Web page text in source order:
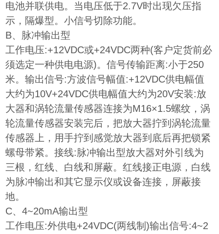
电池并联供电。当电压低于2.7V时出现欠压指
示，隔爆型。小信号切除功能。
B、脉冲输出型
工作电压:+12VDC或+24VDC两种(客户定货前必
须选定一种供电电源)。信号传输距离:小于250
米。输出信号:方波信号幅值:+12VDC供电幅值
大约为10V+24VDC供电幅值大约为20V安装:放
大器和涡轮流量传感器连接为M16×1.5螺纹，涡
轮流量传感器安装完后，把放大器拧到涡轮流量
传感器上，用手拧到感觉放大器到底后再把锁紧
螺母带紧。接线:脉冲输出型放大器对外引线为
三根，红线、白线和屏蔽。红线接正电源，白线
为脉冲输出和其它显示仪或设备连接，屏蔽接
地。
C、4~20mA输出型
工作电压:外供电+24VDC(两线制)输出信号:4~2